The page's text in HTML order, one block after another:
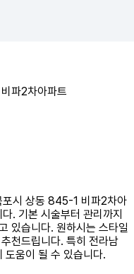
파2차아파트
시 상동 845-1 비파2차아
. 기본 시술부터 관리까지
있습니다. 원하시는 스타일
천드립니다. 특히 전라남
도움이 될 수 있습니다.